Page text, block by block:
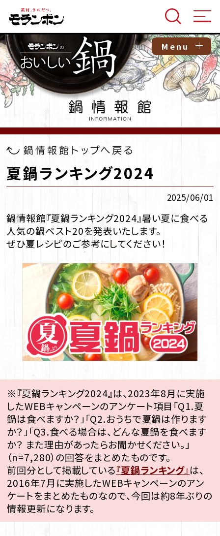
Menu
夏鍋ランキング2024
2025/06/01
鍋情報館『夏鍋ランキング2024』暑い夏に食べる
人気の鍋ベスト20を発表いたします。
ぜひ夏レシピのご参考にしてください！
※『夏鍋ランキング2024』は、2023年8月に実施
したWEBキャンペーンのアンケート項目「Q1.夏
鍋は食べますか？」「Q2.おうちで夏鍋は作ります
か？」「Q3.食べる場合は、どんな夏鍋を食べます
か？ また理由があったらお聞かせください。」
（n=7,280）の回答をまとめたものです。
前回分として掲載している『夏鍋ランキング』は、
2016年7月に実施したWEBキャンペーンのアン
ケートをまとめたものなので、今回は約8年ぶりの
情報更新になります。